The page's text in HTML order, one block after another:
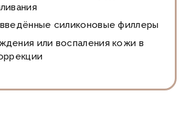
силиконовые филлеры
или воспаления кожи в